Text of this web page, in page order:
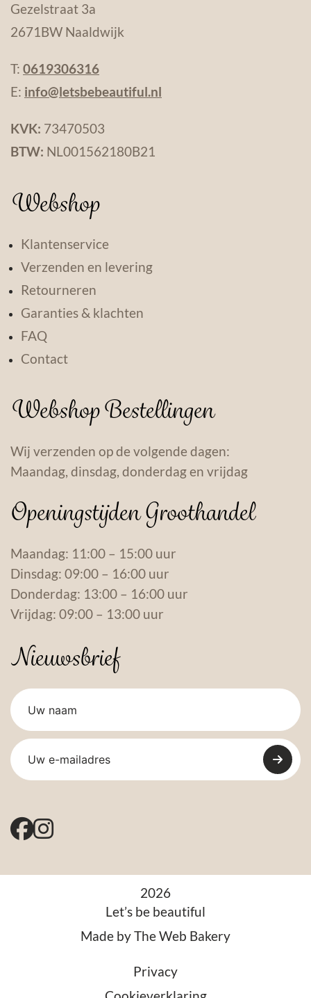
Gezelstraat 3a
2671BW Naaldwijk
T: 0619306316
E: info@letsbebeautiful.nl
KVK: 73470503
BTW: NL001562180B21
Webshop
Klantenservice
Verzenden en levering
Retourneren
Garanties & klachten
FAQ
Contact
Webshop Bestellingen
Wij verzenden op de volgende dagen:
Maandag, dinsdag, donderdag en vrijdag
Openingstijden Groothandel
Maandag: 11:00 – 15:00 uur
Dinsdag: 09:00 – 16:00 uur
Donderdag: 13:00 – 16:00 uur
Vrijdag: 09:00 – 13:00 uur
Nieuwsbrief
2026
Let’s be beautiful
Made byThe Web Bakery
Privacy